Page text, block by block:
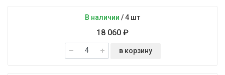
В наличии /4 шт
18 060 ₽
в корзину